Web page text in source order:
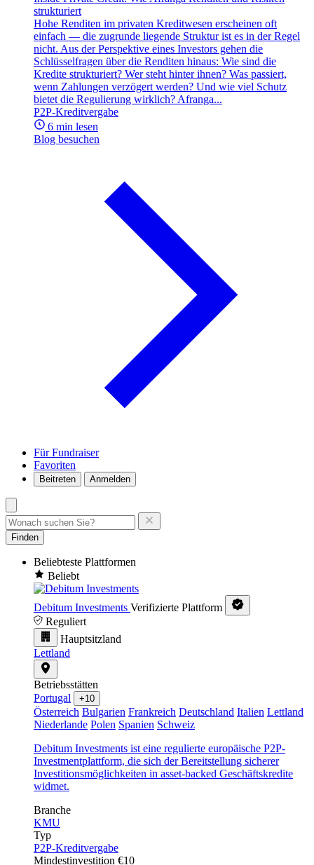
strukturiert
Hohe Renditen im privaten Kreditwesen erscheinen oft
einfach — die zugrunde liegende Struktur ist es in der Regel
nicht. Aus der Perspektive eines Investors gehen die
Schlüsselfragen über die Renditen hinaus: Wie sind die
Kredite strukturiert? Wer steht hinter ihnen? Was passiert,
wenn Zahlungen verzögert werden? Und wie viel Schutz
bietet die Regulierung wirklich? Afranga...
P2P-Kreditvergabe
6 min lesen
Blog besuchen
Für Fundraiser
Favoriten
Beitreten Anmelden
Finden
Beliebteste Plattformen
Beliebt
Debitum Investments Verifizierte Plattform
Reguliert
Hauptsitzland
Lettland
Betriebsstätten
Portugal
+10
Österreich Bulgarien Frankreich Deutschland Italien Lettland
Niederlande Polen Spanien Schweiz
Debitum Investments ist eine regulierte europäische P2P-
Investmentplattform, die sich der Bereitstellung sicherer
Investitionsmöglichkeiten in asset-backed Geschäftskredite
widmet.
Branche
KMU
Typ
P2P-Kreditvergabe
Mindestinvestition €10